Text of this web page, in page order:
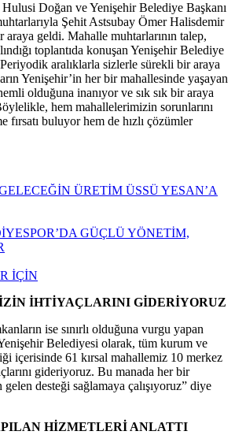
Doğan ve Yenişehir Belediye Başkanı
Şehit Astsubay Ömer Halisdemir
geldi. Mahalle muhtarlarının talep,
toplantıda konuşan Yenişehir Belediye
aralıklarla sizlerle sürekli bir araya
Yenişehir’in her bir mahallesinde yaşayan
olduğuna inanıyor ve sık sık bir araya
hem mahallelerimizin sorunlarını
fırsatı buluyor hem de hızlı çözümler
ÜRETİM ÜSSÜ YESAN’A
GÜÇLÜ YÖNETİM,
İÇİN
İHTİYAÇLARINI GİDERİYORUZ
ise sınırlı olduğuna vurgu yapan
Belediyesi olarak, tüm kurum ve
içerisinde 61 kırsal mahallemiz 10 merkez
gideriyoruz. Bu manada her bir
desteği sağlamaya çalışıyoruz” diye
HİZMETLERİ ANLATTI